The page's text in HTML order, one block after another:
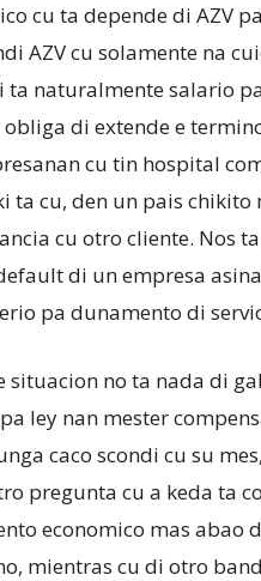
cu ta depende di AZV
AZV cu solamente na
naturalmente salario
obliga di extende e
cu tin hospital
ta cu, den un pais
cu otro cliente. Nos
di un empresa
pa dunamento di
situacion no ta nada di
ley nan mester
caco scondi cu su
pregunta cu a keda ta
economico mas
mientras cu di otro